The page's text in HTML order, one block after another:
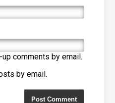
comments by email.
by email.